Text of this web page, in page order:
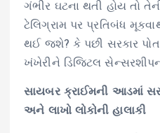
ગંભીર ઘટના થતી હોય તો
ટેલિગ્રામ પર પ્રતિબંધ
થઈ જશે? કે પછી સરકાર
ખંખેરીને ડિજિટલ
સાયબર ક્રાઈમની આડમાં
અને લાખો લોકોની હાલાકી